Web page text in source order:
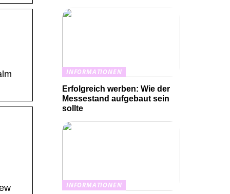
INFORMATIONEN
Erfolgreich werben: Wie der
Messestand aufgebaut sein
sollte
INFORMATIONEN